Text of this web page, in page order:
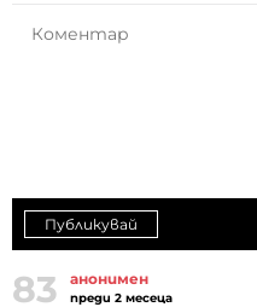
Публикувай
83 анонимен
преди 2 месеца